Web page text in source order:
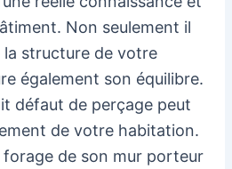
Non seulement il
la structure de votre
également son équilibre.
défaut de perçage peut
de votre habitation.
de son mur porteur